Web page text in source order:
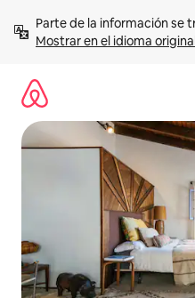
contenidoMostrar en el idioma